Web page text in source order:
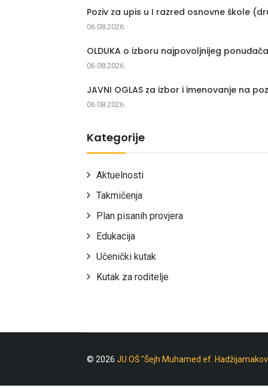
Poziv za upis u I razred osnovne škole
06.08.2026.
OLDUKA o izboru najpovoljnijeg
06.08.2026.
JAVNI OGLAS za izbor i imenovanje na
06.08.2026.
Kategorije
Aktuelnosti
Takmičenja
Plan pisanih provjera
Edukacija
Učenički kutak
Kutak za roditelje
© 2026 JU OŠ "Šejh Muhamed ef.